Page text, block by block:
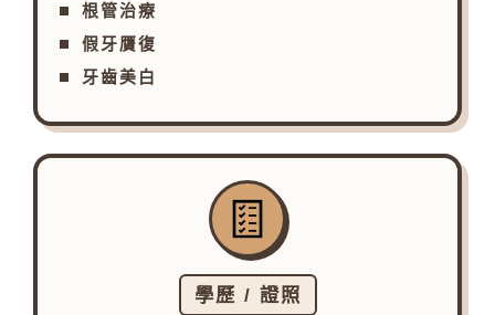
根管治療
假牙贋復
牙齒美白
學歷 / 證照